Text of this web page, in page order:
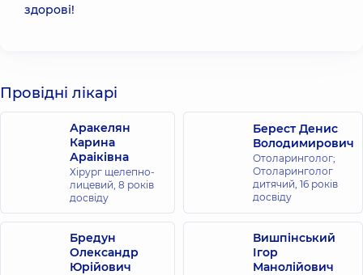
здорові!
Провідні лікарі
Аракелян
Карина
Араіківна
Хірург щелепно-
лицевий, 8 років
досвіду
Берест Денис
Володимирович
Отоларинголог;
Отоларинголог
дитячий, 16 років
досвіду
Бредун
Олександр
Юрійович
Вишпінський
Ігор
Манолійович